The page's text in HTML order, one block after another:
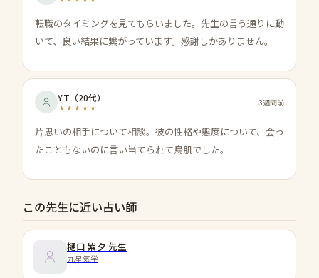
転職のタイミングを見てもらいました。先生の言う通りに動
いて、良い結果に繋がっています。感謝しかありません。
Y.T （20代） 3週間前
片思いの相手について相談。彼の性格や態度について、会っ
たこともないのに言い当てられて鳥肌でした。
この先生に近い占い師
樋口 紫夕 先生
九星気学